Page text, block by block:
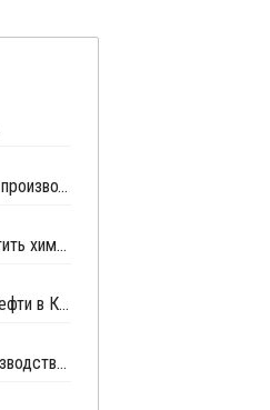
Sinopec Chongqing увеличила мощность производства ПВС до 210 тысяч тонн
Руководитель Ineos призывает ЕС защитить химическую отрасль от китайского демпинга
PetroChina ждет падения потребления нефти в Китае в 2026 году на 4,9%
Wanhua Chemical приостанавливает производство МДИ для проведения планового техобслуживания